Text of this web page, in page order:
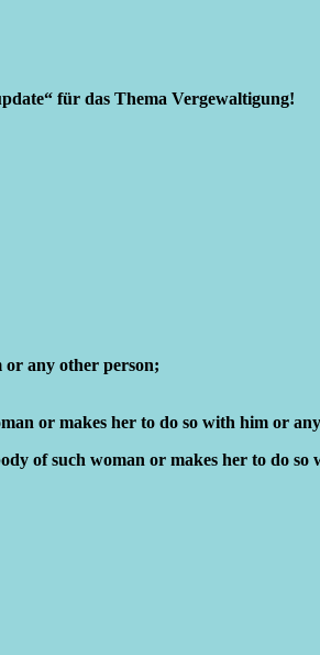
für das Thema Vergewaltigung!
or any other person;
or makes her to do so with him or
of such woman or makes her to do